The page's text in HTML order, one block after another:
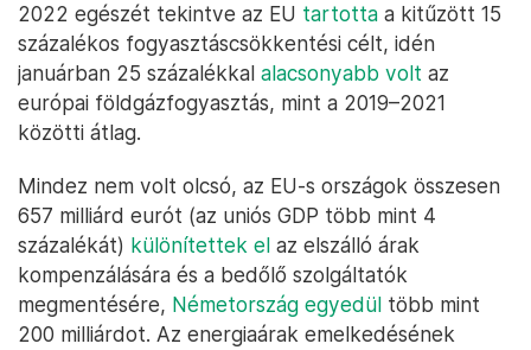
2022 egészét tekintve az EU tartotta a kitűzött 15
százalékos fogyasztáscsökkentési célt, idén
januárban 25 százalékkal alacsonyabb volt az
európai földgázfogyasztás, mint a 2019–2021
közötti átlag.
Mindez nem volt olcsó, az EU-s országok összesen
657 milliárd eurót (az uniós GDP több mint 4
százalékát) különítettek el az elszálló árak
kompenzálására és a bedőlő szolgáltatók
megmentésére, Németország egyedül több mint
200 milliárdot. Az energiaárak emelkedésének